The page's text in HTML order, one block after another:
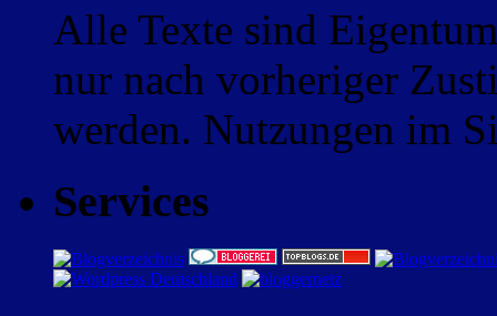
Alle Texte sind
nur nach vorheriger
werden. Nutzungen im
Services